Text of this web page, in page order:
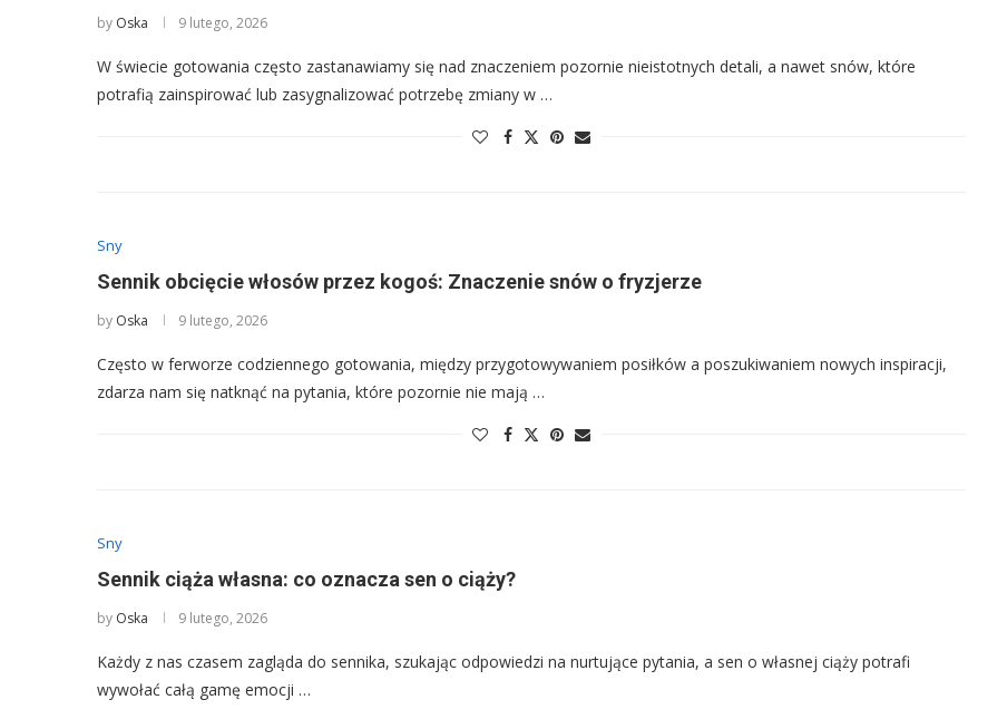
by Oska 9 lutego, 2026
W świecie gotowania często zastanawiamy się nad znaczeniem pozornie nieistotnych detali, a nawet snów, które
potrafią zainspirować lub zasygnalizować potrzebę zmiany w …
Sny
Sennik obcięcie włosów przez kogoś: Znaczenie snów o fryzjerze
by Oska 9 lutego, 2026
Często w ferworze codziennego gotowania, między przygotowywaniem posiłków a poszukiwaniem nowych inspiracji,
zdarza nam się natknąć na pytania, które pozornie nie mają …
Sny
Sennik ciąża własna: co oznacza sen o ciąży?
by Oska 9 lutego, 2026
Każdy z nas czasem zagląda do sennika, szukając odpowiedzi na nurtujące pytania, a sen o własnej ciąży potrafi
wywołać całą gamę emocji …